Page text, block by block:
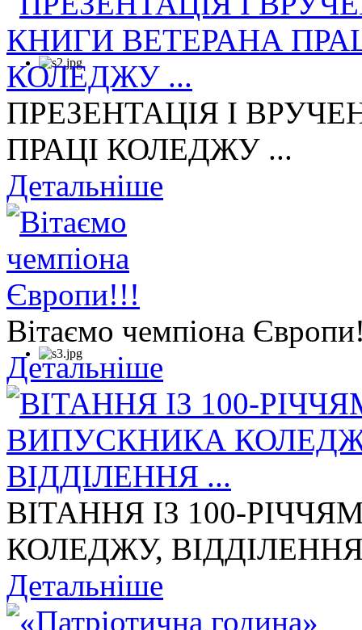
ПРЕЗЕНТАЦІЯ І
ПРАЦІ КОЛЕДЖУ ...
Детальніше
Вітаємо чемпіона
Детальніше
ВІТАННЯ ІЗ 100-
КОЛЕДЖУ,
Детальніше